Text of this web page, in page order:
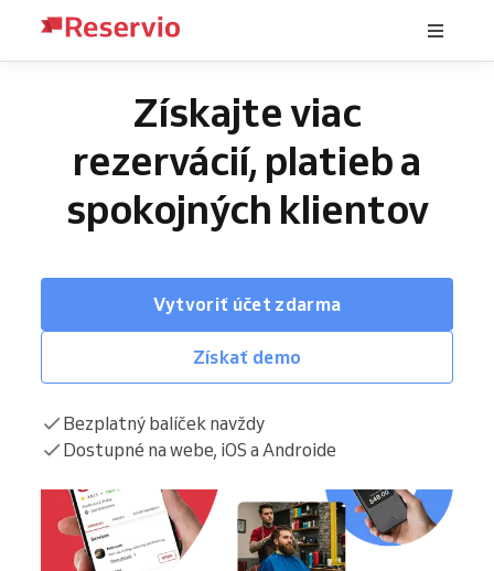
Získajte viac
rezervácií, platieb a
spokojných klientov
Vytvoriť účet zdarma
Získať demo
Bezplatný balíček navždy
Dostupné na webe, iOS a Androide